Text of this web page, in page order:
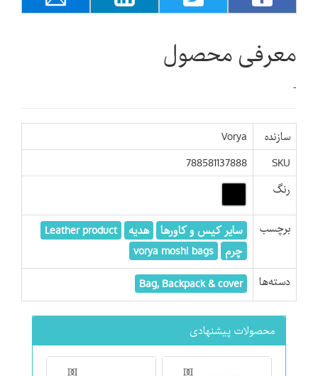
معرفی محصول
-
سازنده
Vorya
SKU
788581137888
رنگ
برچسب سایر کیس و کاورها هدیه
Leather product
چرم
vorya moshi bags
دسته‌ها Bag, Backpack & cover
محصولات پیشنهادی